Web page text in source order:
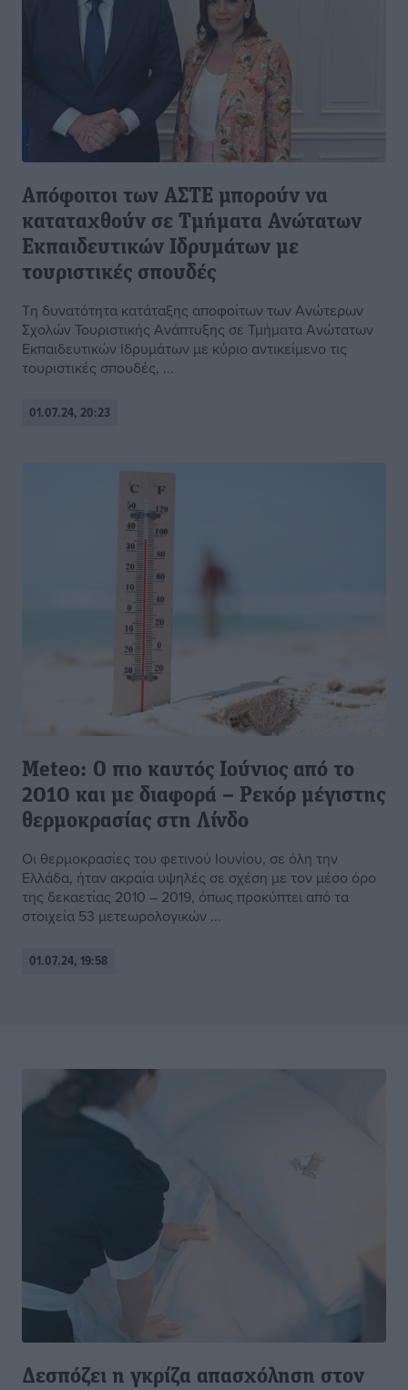
Απόφοιτοι των ΑΣΤΕ μπορούν να
καταταχθούν σε Τμήματα Ανώτατων
Εκπαιδευτικών Ιδρυμάτων με
τουριστικές σπουδές
Τη δυνατότητα κατάταξης αποφοίτων των Ανώτερων
Σχολών Τουριστικής Ανάπτυξης σε Τμήματα Ανώτατων
Εκπαιδευτικών Ιδρυμάτων με κύριο αντικείμενο τις
τουριστικές σπουδές, ...
01.07.24, 20:23
Meteo: Ο πιο καυτός Ιούνιος από το
2010 και με διαφορά – Ρεκόρ μέγιστης
θερμοκρασίας στη Λίνδο
Οι θερμοκρασίες του φετινού Ιουνίου, σε όλη την
Ελλάδα, ήταν ακραία υψηλές σε σχέση με τον μέσο όρο
της δεκαετίας 2010 – 2019, όπως προκύπτει από τα
στοιχεία 53 μετεωρολογικών ...
01.07.24, 19:58
Δεσπόζει η γκρίζα απασχόληση στον